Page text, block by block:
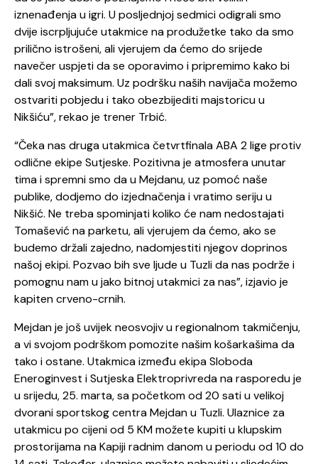
iznenađenja u igri. U posljednjoj sedmici odigrali smo
dvije iscrpljujuće utakmice na produžetke tako da smo
prilično istrošeni, ali vjerujem da ćemo do srijede
navečer uspjeti da se oporavimo i pripremimo kako bi
dali svoj maksimum. Uz podršku naših navijača možemo
ostvariti pobjedu i tako obezbijediti majstoricu u
Nikšiću”, rekao je trener Trbić.
“Čeka nas druga utakmica četvrtfinala ABA 2 lige protiv
odlične ekipe Sutjeske. Pozitivna je atmosfera unutar
tima i spremni smo da u Mejdanu, uz pomoć naše
publike, dodjemo do izjednačenja i vratimo seriju u
Nikšić. Ne treba spominjati koliko će nam nedostajati
Tomašević na parketu, ali vjerujem da ćemo, ako se
budemo držali zajedno, nadomjestiti njegov doprinos
našoj ekipi. Pozvao bih sve ljude u Tuzli da nas podrže i
pomognu nam u jako bitnoj utakmici za nas”, izjavio je
kapiten crveno-crnih.
Mejdan je još uvijek neosvojiv u regionalnom takmičenju,
a vi svojom podrškom pomozite našim košarkašima da
tako i ostane. Utakmica između ekipa Sloboda
Eneroginvest i Sutjeska Elektroprivreda na rasporedu je
u srijedu, 25. marta, sa početkom od 20 sati u velikoj
dvorani sportskog centra Mejdan u Tuzli. Ulaznice za
utakmicu po cijeni od 5 KM možete kupiti u klupskim
prostorijama na Kapiji radnim danom u periodu od 10 do